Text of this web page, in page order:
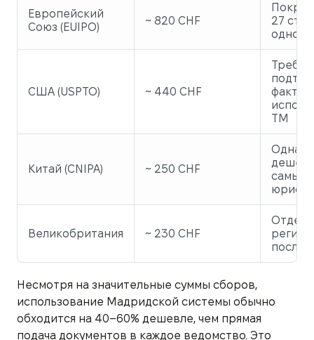
Европейский
Союз (EUIPO)
~ 820 CHF
27
одной
США (USPTO) ~ 440 CHF
ТМ
Китай (CNIPA) ~ 250 CHF
Одна
самых
Великобритания ~ 230 CHF
после
Несмотря на значительные суммы сборов,
использование Мадридской системы обычно
обходится на 40–60% дешевле, чем прямая
подача документов в каждое ведомство. Это